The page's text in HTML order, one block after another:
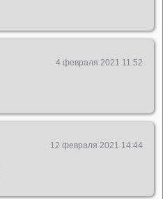
4 февраля 2021 11:52
12 февраля 2021 14:44